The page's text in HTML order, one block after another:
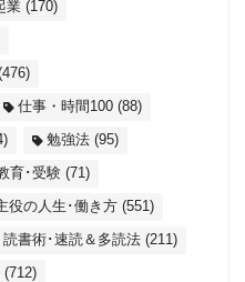
業 (170)
仕事・時間100 (88)
勉強法 (95)
育･受験 (71)
役の人生･働き方 (551)
読書術･速読＆多読法 (211)
(712)